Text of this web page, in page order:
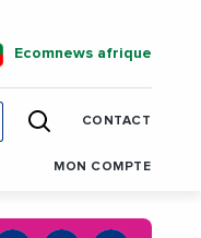
Ecomnews afrique
CONTACT
MON COMPTE